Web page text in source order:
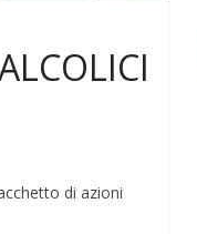
di azioni